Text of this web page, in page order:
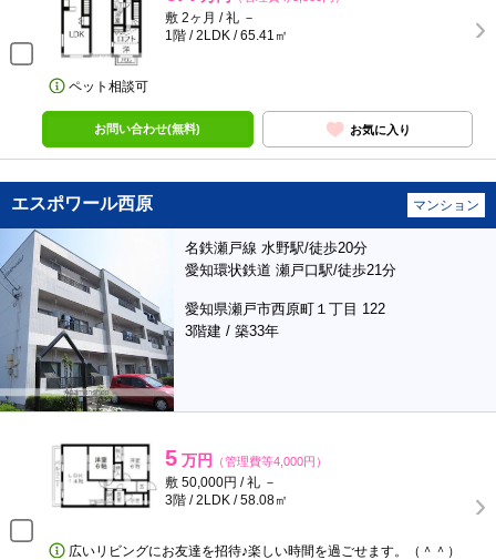
敷 2ヶ月 / 礼 －
1階 / 2LDK / 65.41㎡
ペット相談可
お問い合わせ(無料) お気に入り
エスポワール西原 マンション
名鉄瀬戸線 水野駅/徒歩20分
愛知環状鉄道 瀬戸口駅/徒歩21分
愛知県瀬戸市西原町１丁目 122
3階建 / 築33年
5 万円 （管理費等4,000円）
敷 50,000円 / 礼 －
3階 / 2LDK / 58.08㎡
広いリビングにお友達を招待♪楽しい時間を過ごせます。（＾＾）